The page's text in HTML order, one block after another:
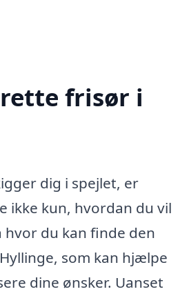
frisør i
dig i spejlet, er
ikke kun, hvordan du vil
hvor du kan finde den
som kan hjælpe
dine ønsker. Uanset